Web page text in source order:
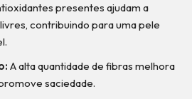
presentes ajudam a
contribuindo para uma pele
A alta quantidade de fibras melhora
saciedade.